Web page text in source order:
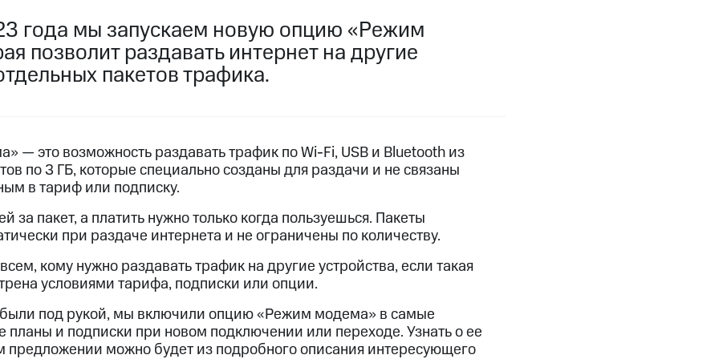
Финансы Детям и родителямЗдоровье и фитнесПриложения от МТС
ГудокМой МТСВсе приложения
15%
МТСНастройки автоплатежаПополнить номер другого оператора
карту МТС PayОплата по QR-коду за границей
Интернет-магазин
ГудокМой МТСВсе приложенияИнвестиции
15%
года мы запускаем новую опцию «Режим
позволит раздавать интернет на другие
пакетов трафика.
— это возможность раздавать трафик поWi-Fi, USB и Bluetooth из
по 3 ГБ, которые специально созданы для раздачи и не связаны
в тариф или подписку.
за пакет, а платить нужно только когда пользуешься. Пакеты
при раздаче интернета и не ограничены по количеству.
кому нужно раздавать трафик на другие устройства, если такая
условиями тарифа, подписки или опции.
были под рукой, мы включили опцию «Режим модема» в самые
и подписки при новом подключении или переходе. Узнать о ее
предложении можно будет из подробного описания интересующего